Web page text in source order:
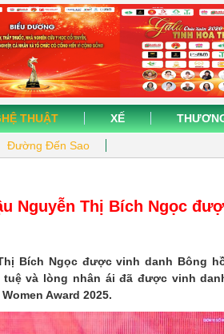
THUẬT
Đường Đến Sao
XẾ
Nguyễn Thị Bích Ngọc
Bích Ngọc được vinh danh Bông
và lòng nhân ái đã được vinh
Award 2025.